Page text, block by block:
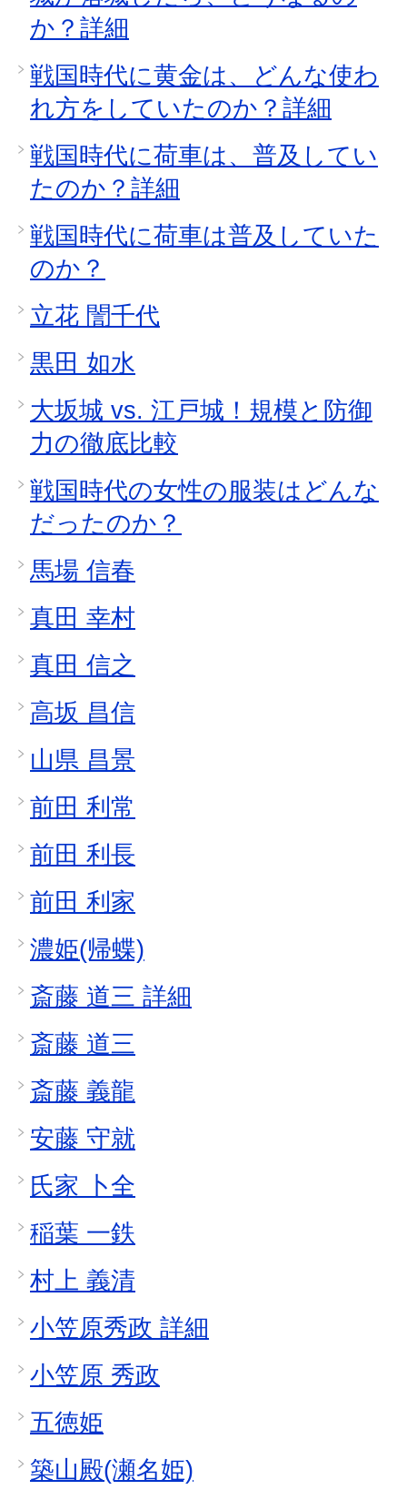
か？詳細
戦国時代に黄金は、どんな使わ
れ方をしていたのか？詳細
戦国時代に荷車は、普及してい
たのか？詳細
戦国時代に荷車は普及していた
のか？
立花 誾千代
黒田 如水
大坂城 vs. 江戸城！規模と防御
力の徹底比較
戦国時代の女性の服装はどんな
だったのか？
馬場 信春
真田 幸村
真田 信之
高坂 昌信
山県 昌景
前田 利常
前田 利長
前田 利家
濃姫(帰蝶)
斎藤 道三 詳細
斎藤 道三
斎藤 義龍
安藤 守就
氏家 卜全
稲葉 一鉄
村上 義清
小笠原秀政 詳細
小笠原 秀政
五徳姫
築山殿(瀬名姫)